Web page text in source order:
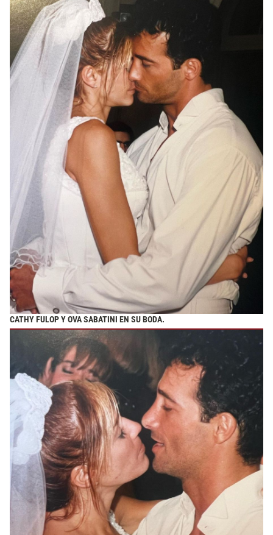
CATHY FULOP Y OVA SABATINI EN SU BODA.